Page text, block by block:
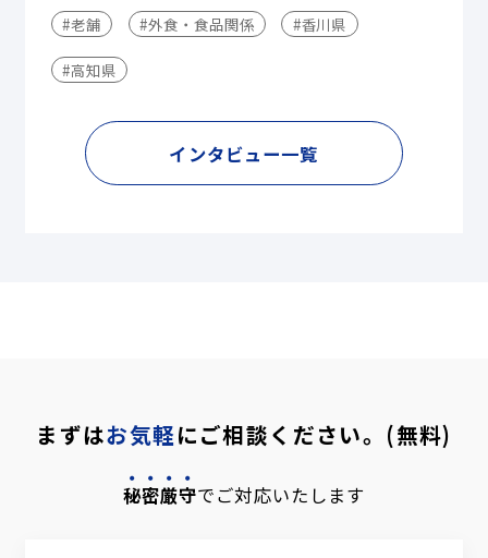
#老舗 #外食・食品関係 #香川県
#高知県
インタビュー一覧
まずはお気軽にご相談ください。(無料)
秘密厳守でご対応いたします